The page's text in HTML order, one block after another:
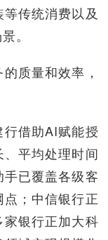
传统消费以及
。
质量和效率，
借助AI赋能授
平均处理时间
已覆盖各级客
；中信银行正
银行正加大科